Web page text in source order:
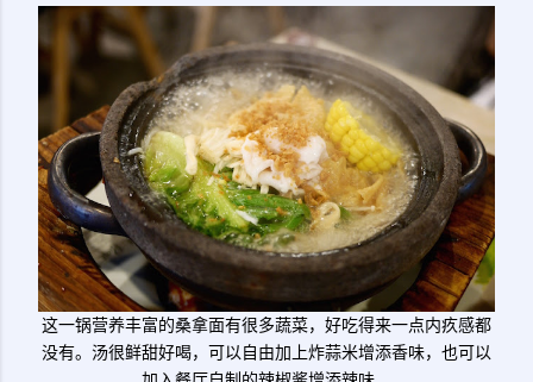
这一锅营养丰富的桑拿面有很多蔬菜，好吃得来一点内疚感都
没有。汤很鲜甜好喝，可以自由加上炸蒜米增添香味，也可以